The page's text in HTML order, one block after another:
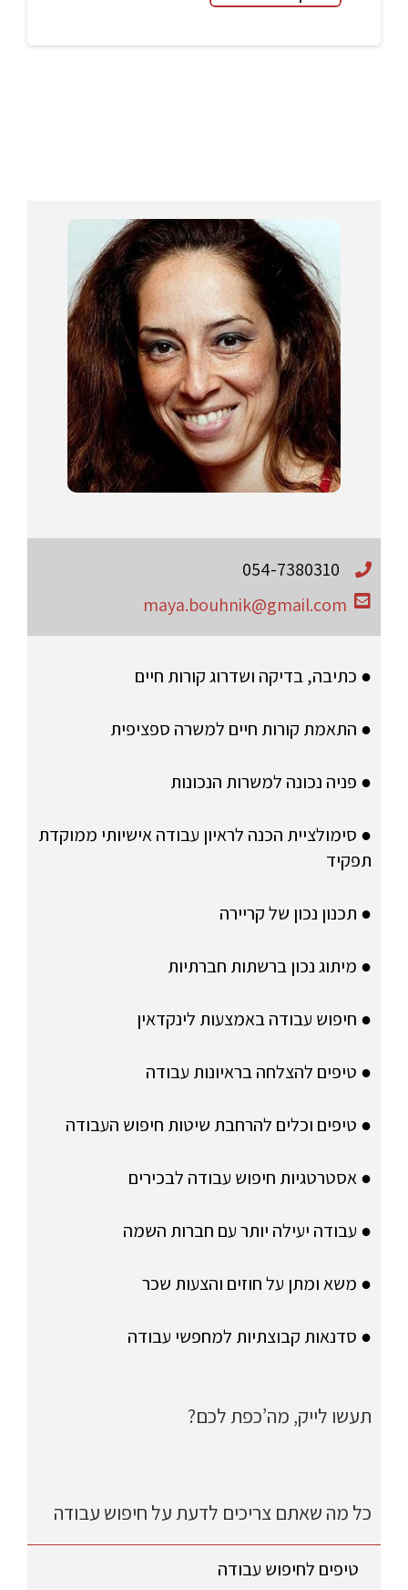
054-7380310
maya.bouhnik@gmail.com
● כתיבה, בדיקה ושדרוג קורות חיים
● התאמת קורות חיים למשרה ספציפית
● פניה נכונה למשרות הנכונות
● סימולציית הכנה לראיון עבודה אישיותי ממוקדת
תפקיד
● תכנון נכון של קריירה
● מיתוג נכון ברשתות חברתיות
● חיפוש עבודה באמצעות לינקדאין
● טיפים להצלחה בראיונות עבודה
● טיפים וכלים להרחבת שיטות חיפוש העבודה
● אסטרטגיות חיפוש עבודה לבכירים
● עבודה יעילה יותר עם חברות השמה
● משא ומתן על חוזים והצעות שכר
● סדנאות קבוצתיות למחפשי עבודה
תעשו לייק, מה’כפת לכם?
כל מה שאתם צריכים לדעת על חיפוש עבודה
טיפים לחיפוש עבודה